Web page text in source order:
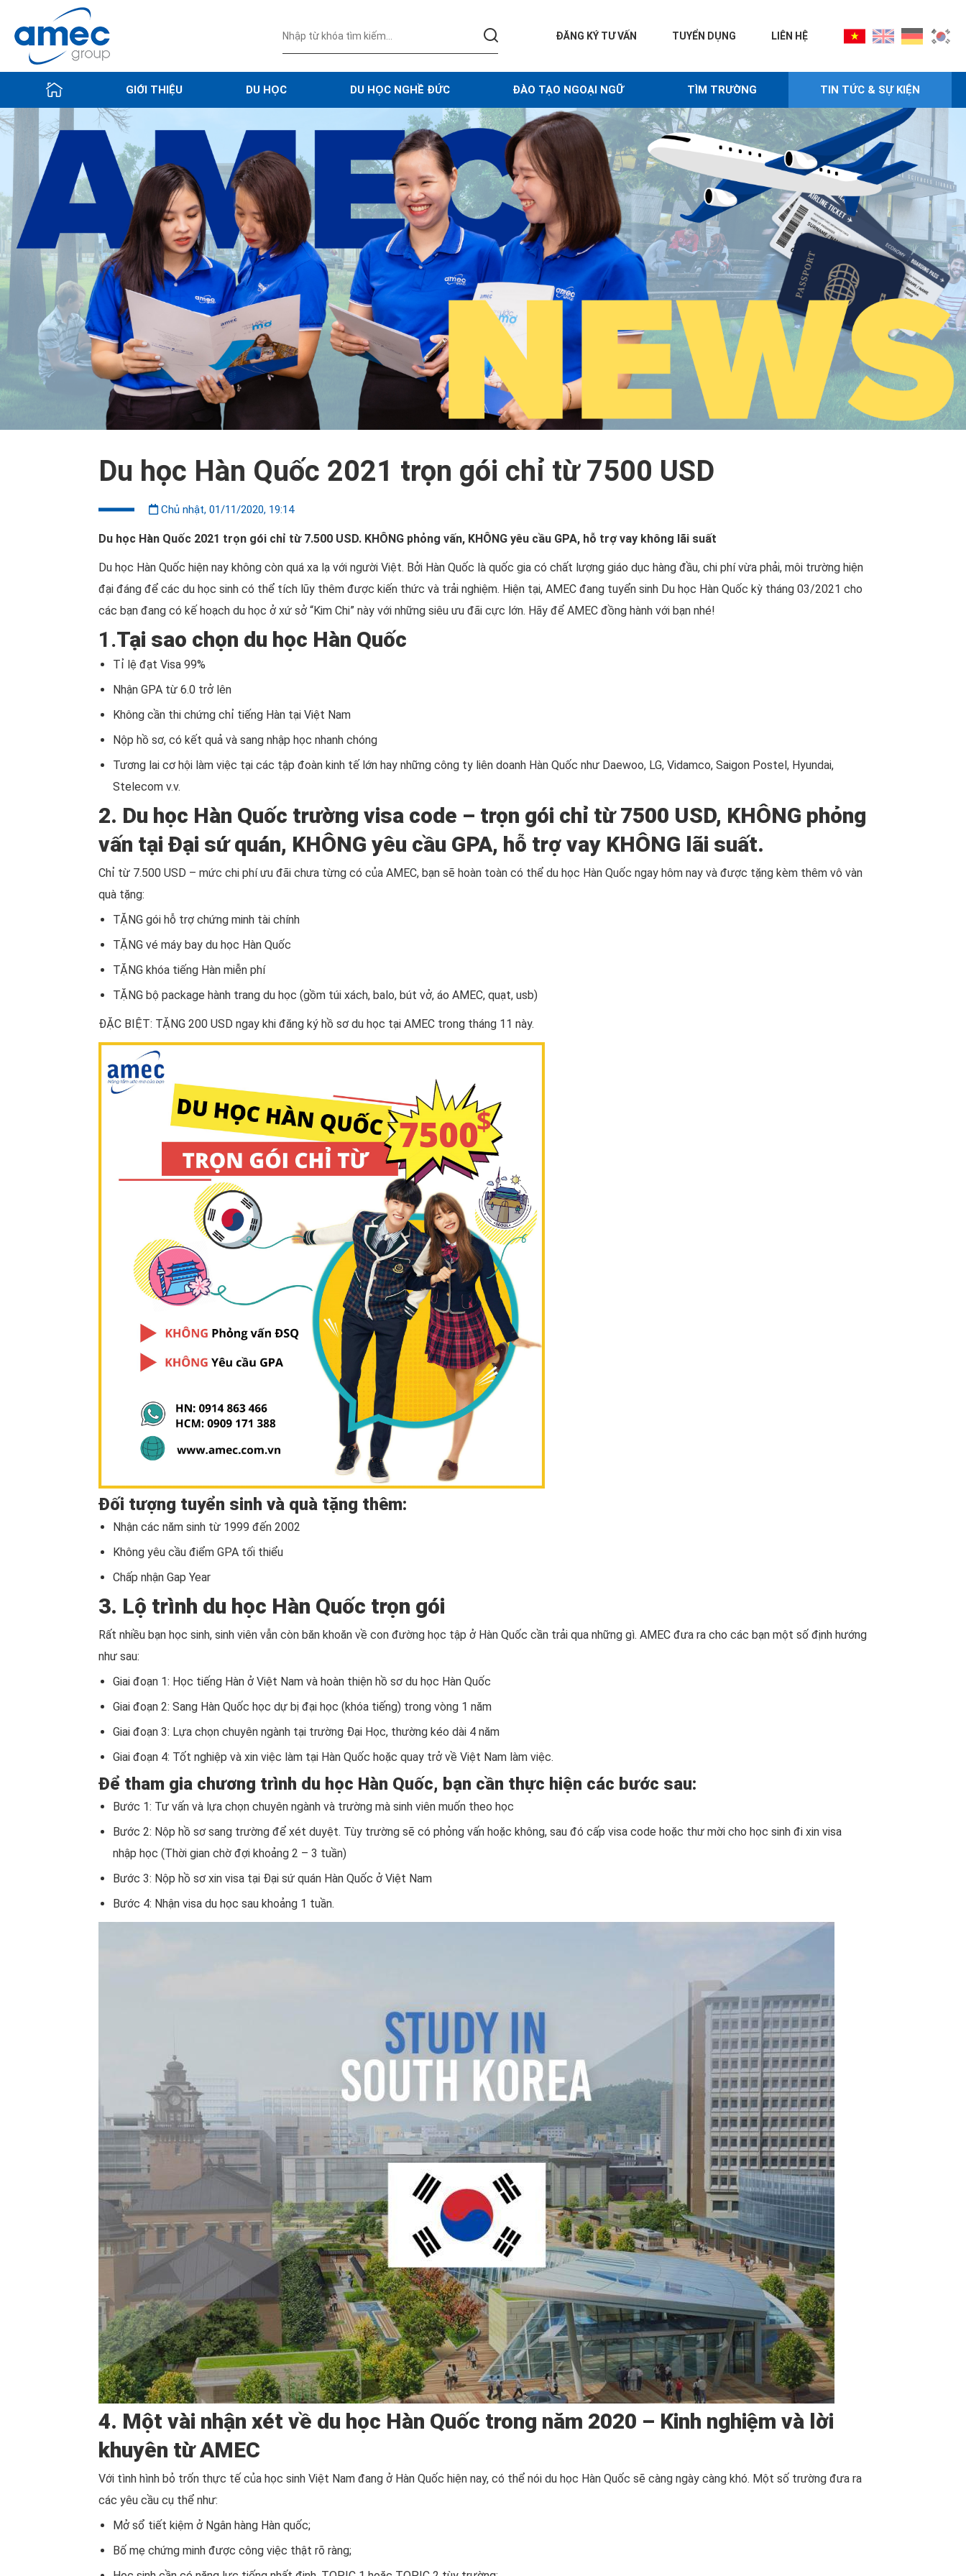
ĐĂNG KÝ TƯ VẤN TUYỂN DỤNG LIÊN HỆ
GIỚI THIỆU DU HỌC DU HỌC NGHỀ ĐỨC ĐÀO TẠO NGOẠI NGỮ TÌM TRƯỜNG TIN TỨC & SỰ KIỆN
Du học Hàn Quốc 2021 trọn gói chỉ từ 7500 USD
Chủ nhật, 01/11/2020, 19:14
Du học Hàn Quốc 2021 trọn gói chỉ từ 7.500 USD. KHÔNG phỏng vấn, KHÔNG yêu cầu GPA, hỗ trợ vay không lãi suất
Du học Hàn Quốc hiện nay không còn quá xa lạ với người Việt. Bởi Hàn Quốc là quốc gia có chất lượng giáo dục hàng đầu, chi phí vừa phải, môi trường hiện
đại đáng để các du học sinh có thể tích lũy thêm được kiến thức và trải nghiệm. Hiện tại, AMEC đang tuyển sinh Du học Hàn Quốc kỳ tháng 03/2021 cho
các bạn đang có kế hoạch du học ở xứ sở “Kim Chi” này với những siêu ưu đãi cực lớn. Hãy để AMEC đồng hành với bạn nhé!
1.Tại sao chọn du học Hàn Quốc
Tỉ lệ đạt Visa 99%
Nhận GPA từ 6.0 trở lên
Không cần thi chứng chỉ tiếng Hàn tại Việt Nam
Nộp hồ sơ, có kết quả và sang nhập học nhanh chóng
Tương lai cơ hội làm việc tại các tập đoàn kinh tế lớn hay những công ty liên doanh Hàn Quốc như Daewoo, LG, Vidamco, Saigon Postel, Hyundai,
Stelecom v.v.
2. Du học Hàn Quốc trường visa code – trọn gói chỉ từ 7500 USD, KHÔNG phỏng
vấn tại Đại sứ quán, KHÔNG yêu cầu GPA, hỗ trợ vay KHÔNG lãi suất.
Chỉ từ 7.500 USD – mức chi phí ưu đãi chưa từng có của AMEC, bạn sẽ hoàn toàn có thể du học Hàn Quốc ngay hôm nay và được tặng kèm thêm vô vàn
quà tặng:
TẶNG gói hỗ trợ chứng minh tài chính
TẶNG vé máy bay du học Hàn Quốc
TẶNG khóa tiếng Hàn miễn phí
TẶNG bộ package hành trang du học (gồm túi xách, balo, bút vở, áo AMEC, quạt, usb)
ĐẶC BIỆT: TẶNG 200 USD ngay khi đăng ký hồ sơ du học tại AMEC trong tháng 11 này.
Đối tượng tuyển sinh và quà tặng thêm:
Nhận các năm sinh từ 1999 đến 2002
Không yêu cầu điểm GPA tối thiểu
Chấp nhận Gap Year
3. Lộ trình du học Hàn Quốc trọn gói
Rất nhiều bạn học sinh, sinh viên vẫn còn băn khoăn về con đường học tập ở Hàn Quốc cần trải qua những gì. AMEC đưa ra cho các bạn một số định hướng
như sau:
Giai đoạn 1: Học tiếng Hàn ở Việt Nam và hoàn thiện hồ sơ du học Hàn Quốc
Giai đoạn 2: Sang Hàn Quốc học dự bị đại học (khóa tiếng) trong vòng 1 năm
Giai đoạn 3: Lựa chọn chuyên ngành tại trường Đại Học, thường kéo dài 4 năm
Giai đoạn 4: Tốt nghiệp và xin việc làm tại Hàn Quốc hoặc quay trở về Việt Nam làm việc.
Để tham gia chương trình du học Hàn Quốc, bạn cần thực hiện các bước sau:
Bước 1: Tư vấn và lựa chọn chuyên ngành và trường mà sinh viên muốn theo học
Bước 2: Nộp hồ sơ sang trường để xét duyệt. Tùy trường sẽ có phỏng vấn hoặc không, sau đó cấp visa code hoặc thư mời cho học sinh đi xin visa
nhập học (Thời gian chờ đợi khoảng 2 – 3 tuần)
Bước 3: Nộp hồ sơ xin visa tại Đại sứ quán Hàn Quốc ở Việt Nam
Bước 4: Nhận visa du học sau khoảng 1 tuần.
4. Một vài nhận xét về du học Hàn Quốc trong năm 2020 – Kinh nghiệm và lời
khuyên từ AMEC
Với tình hình bỏ trốn thực tế của học sinh Việt Nam đang ở Hàn Quốc hiện nay, có thể nói du học Hàn Quốc sẽ càng ngày càng khó. Một số trường đưa ra
các yêu cầu cụ thể như:
Mở sổ tiết kiệm ở Ngân hàng Hàn quốc;
Bố mẹ chứng minh được công việc thật rõ ràng;